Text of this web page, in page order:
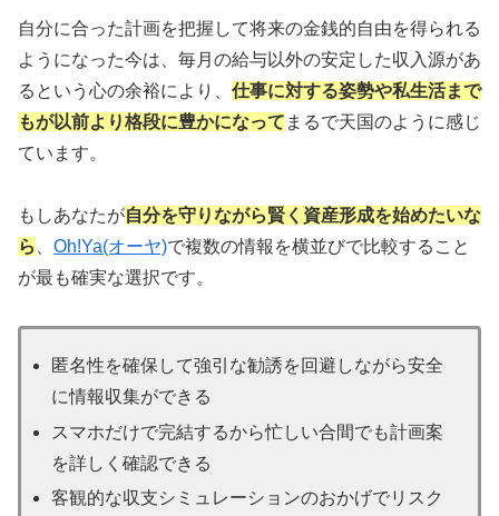
自分に合った計画を把握して将来の金銭的自由を得られる
ようになった今は、毎月の給与以外の安定した収入源があ
るという心の余裕により、 仕事に対する姿勢や私生活まで
もが以前より格段に豊かになって まるで天国のように感じ
ています。
もしあなたが自分を守りながら賢く資産形成を始めたいな
ら 、 Oh!Ya(オーヤ)で複数の情報を横並びで比較すること
が最も確実な選択です。
匿名性を確保して強引な勧誘を回避しながら安全
に情報収集ができる
スマホだけで完結するから忙しい合間でも計画案
を詳しく確認できる
客観的な収支シミュレーションのおかげでリスク